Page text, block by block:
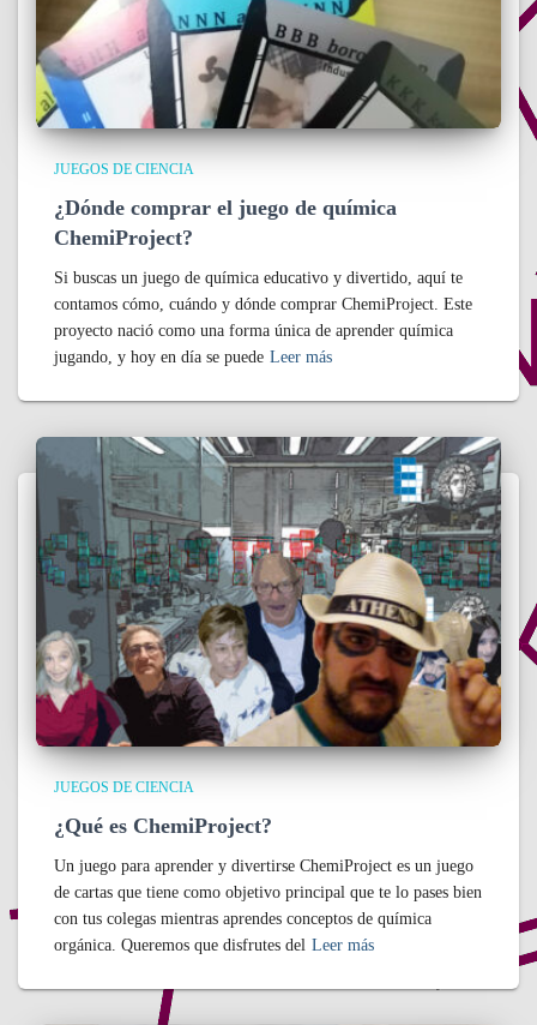
JUEGOS DE CIENCIA
¿Dónde comprar el juego de química
ChemiProject?
Si buscas un juego de química educativo y divertido, aquí te
contamos cómo, cuándo y dónde comprar ChemiProject. Este
proyecto nació como una forma única de aprender química
jugando, y hoy en día se puede Leer más
JUEGOS DE CIENCIA
¿Qué es ChemiProject?
Un juego para aprender y divertirse ChemiProject es un juego
de cartas que tiene como objetivo principal que te lo pases bien
con tus colegas mientras aprendes conceptos de química
orgánica. Queremos que disfrutes del Leer más